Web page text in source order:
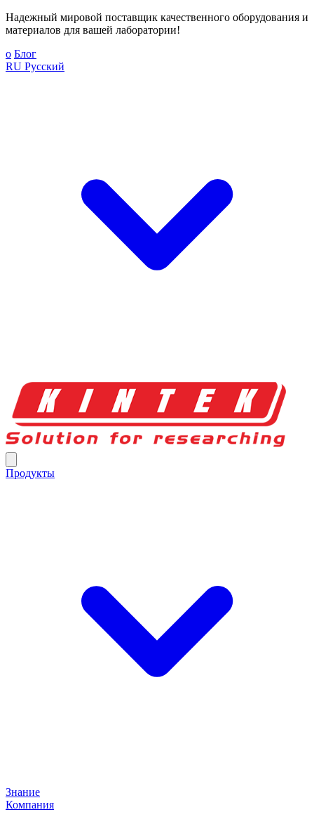
Надежный мировой поставщик качественного оборудования и
материалов для вашей лаборатории!
о Блог
RU Русский
Продукты
Знание
Компания